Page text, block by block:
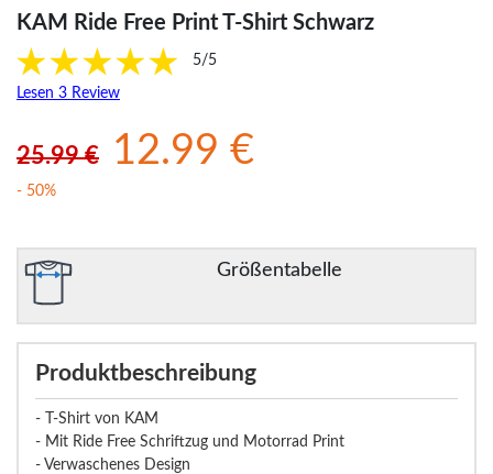
KAM Ride Free Print T-Shirt Schwarz
5/5
Lesen 3 Review
25.99 € 12.99 €
- 50%
Größentabelle
Produktbeschreibung
- T-Shirt von KAM
- Mit Ride Free Schriftzug und Motorrad Print
- Verwaschenes Design